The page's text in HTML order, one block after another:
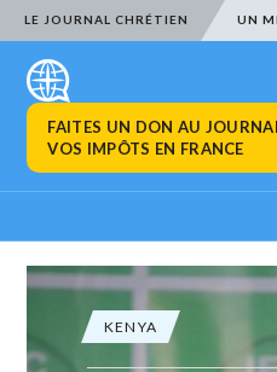
LE JOURNAL CHRÉTIEN UN
FAITES UN DON AU
VOS IMPÔTS EN FRANCE
KENYA